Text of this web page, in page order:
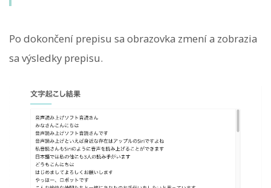
Po dokončení prepisu sa obrazovka zmení a zobrazia
sa výsledky prepisu.